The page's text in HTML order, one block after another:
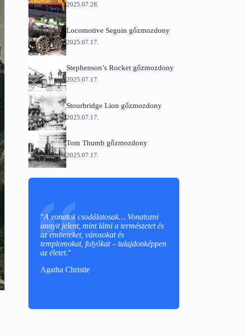
2025.07.28.
Locomotive Seguin gőzmozdony
2025.07.17.
Stephenson’s Rocket gőzmozdony
2025.07.17.
Stourbridge Lion gőzmozdony
2025.07.17.
Tom Thumb gőzmozdony
2025.07.17.
"A vonatok csodálatosak… Vonatozni
annyit jelent, mint látni a természetet és
az embereket, városokat és
templomokat, folyókat – tulajdonképpen
az életet."
Agatha Christie